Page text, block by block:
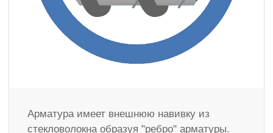
Арматура имеет внешнюю навивку из
стекловолокна образуя "ребро" арматуры.